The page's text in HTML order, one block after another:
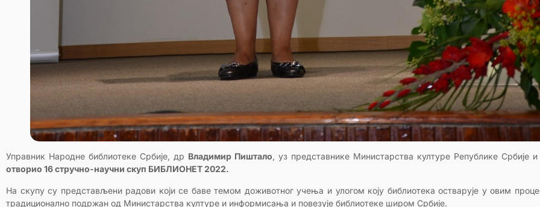
Управник Народне библиотеке Србије, др Владимир Пиштало, уз представнике Министарства културе Републике Србије
отворио 16 стручно-научни скуп БИБЛИОНЕТ 2022.
На скупу су представљени радови који се баве темом доживотног учења и улогом коју библиотека остварује у овим
традиционално подржан од Министарства културе и информисања и повезује библиотеке широм Србије.